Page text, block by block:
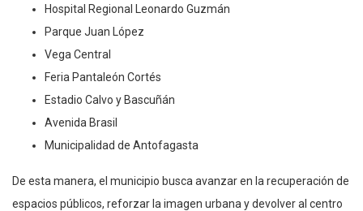
Hospital Regional Leonardo Guzmán
Parque Juan López
Vega Central
Feria Pantaleón Cortés
Estadio Calvo y Bascuñán
Avenida Brasil
Municipalidad de Antofagasta
De esta manera, el municipio busca avanzar en la recuperación de
espacios públicos, reforzar la imagen urbana y devolver al centro